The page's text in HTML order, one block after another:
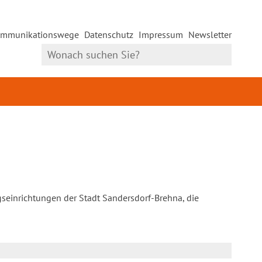
Datenschutz Impressum Newsletter
der Stadt Sandersdorf-Brehna, die